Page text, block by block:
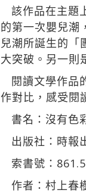
該作品在主題
的第一次嬰兒潮
兒潮所誕生的「
大突破。另一則
閱讀文學作品
作對比，感受閱
書名：沒有色
出版社：時報
索書號：
作者：村上春